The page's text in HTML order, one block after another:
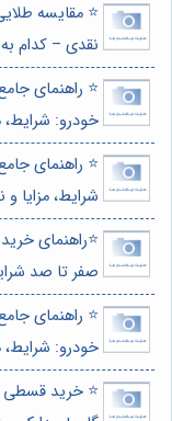
⭐️ مقایسه
نقدی – کدام
⭐️ راهنمای
خودرو:
⭐️ راهنمای
شرایط، مزایا
صفر تا صد
⭐️ راهنمای
خودرو:
⭐️ خرید قسطی